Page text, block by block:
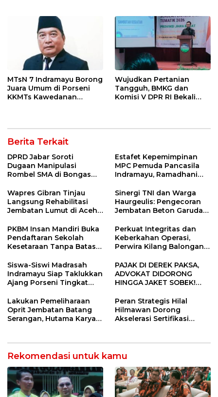
Indramayu
MTsN 7 Indramayu Borong
Juara Umum di Porseni
KKMTs Kawedanan
Wujudkan Pertanian
Tangguh, BMKG dan
Komisi V DPR RI Bekali
Berita Terkait
DPRD Jabar Soroti
Dugaan Manipulasi
Rombel SMA di Bongas
Verifikasi Lapangan
Estafet Kepemimpinan
MPC Pemuda Pancasila
Indramayu, Ramadhani
Pimpin Organisasi Lewat
Muscablub
Wapres Gibran Tinjau
Langsung Rehabilitasi
Jembatan Lumut di Aceh
Konektivitas Pulih Cepat
Sinergi TNI dan Warga
Haurgeulis: Pengecoran
Jembatan Beton Garuda
PKBM Insan Mandiri Buka
Pendaftaran Sekolah
Kesetaraan Tanpa Batas
Perkuat Integritas dan
Keberkahan Operasi,
Perwira Kilang Balongan
Siswa-Siswi Madrasah
Indramayu Siap Taklukkan
Ajang Porseni Tingkat
PAJAK DI DEREK PAKSA,
ADVOKAT DIDORONG
HINGGA JAKET SOBEK!
Ngamuk Kepung Polresta
Pekanbaru!
Lakukan Pemeliharaan
Oprit Jembatan Batang
Serangan, Hutama Karya
Peran Strategis Hilal
Hilmawan Dorong
Akselerasi Sertifikasi
Indramayu
Rekomendasi untuk kamu